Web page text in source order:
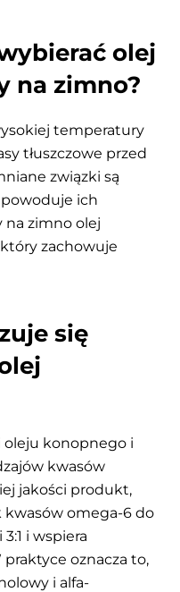
olej
na zimno?
temperatury
tłuszczowe przed
związki są
ich
na zimno olej
zachowuje
się
oleju konopnego i
kwasów
jakości produkt,
omega-6 do
i wspiera
oznacza to,
i alfa-